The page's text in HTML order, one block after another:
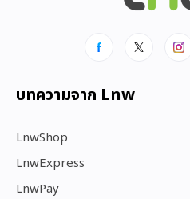
บทความจาก Lnw
LnwShop
LnwExpress
LnwPay